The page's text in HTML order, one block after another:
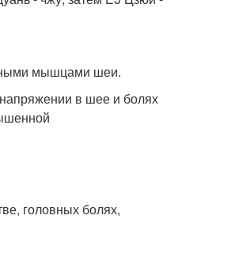
мышцами шеи.
в шее и болях
головных болях,